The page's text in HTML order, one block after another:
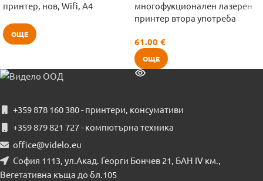
принтер, нов, Wifi, A4
ОЩЕ
многофукционален лазерен
принтер втора употреба
61.00 €
ОЩЕ
+359 878 160 380 - принтери, консумативи
+359 879 821 727 - компютърна техника
office@videlo.eu
София 1113, ул.Акад. Георги Бончев 21, БАН IV км.,
Вегетативна къща до бл.105